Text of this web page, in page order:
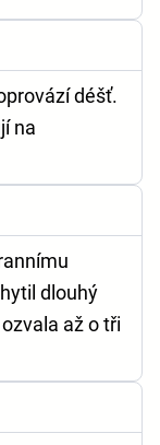
déšť.
na
dlouhý
až o tři